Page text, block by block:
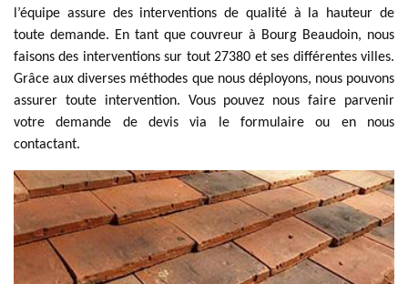
l’équipe assure des interventions de qualité à la hauteur de
toute demande. En tant que couvreur à Bourg Beaudoin, nous
faisons des interventions sur tout 27380 et ses différentes villes.
Grâce aux diverses méthodes que nous déployons, nous pouvons
assurer toute intervention. Vous pouvez nous faire parvenir
votre demande de devis via le formulaire ou en nous
contactant.